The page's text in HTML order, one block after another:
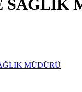
SAĞLIK
MÜDÜRÜ